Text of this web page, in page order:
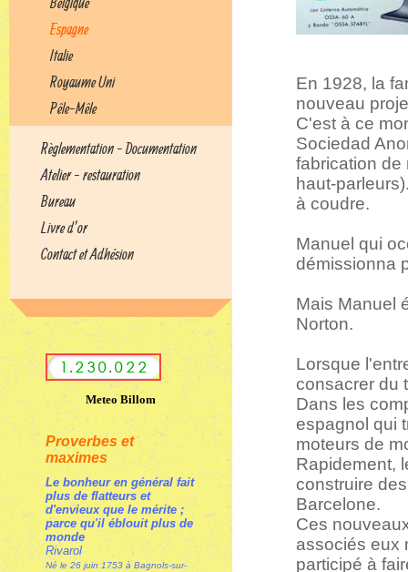
Espagne
Italie
Royaume Uni
Pêle-Mêle
Règlementation - Documentation
Atelier - restauration
Bureau
Livre d’or
Contact et Adhésion
Meteo Billom
Proverbes et
maximes
Le bonheur en général fait
plus de flatteurs et
d'envieux que le mérite ;
parce qu'il éblouit plus de
monde
Rivarol
Né le 26 juin 1753 à Bagnols-sur-
En 1928, la
nouveau
C'est à ce
Sociedad
fabrication de
haut-
à coudre.
Manuel qui
démissionna
Mais Manuel
Norton.
Lorsque
consacrer du
Dans les
espagnol qui
moteurs de
Rapidement,
construire
Barcelone.
Ces
associés eux
participé à